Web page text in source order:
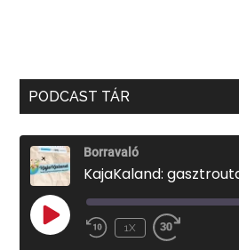
PODCAST TÁR
Borravaló
KajaKaland:
PLAY
EPISODE
1X